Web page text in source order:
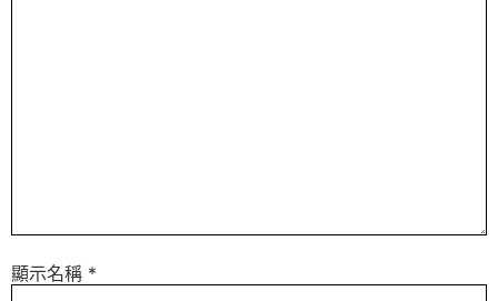
顯示名稱 *